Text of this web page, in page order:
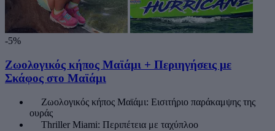
-5%
Ζωολογικός κήπος Μαϊάμι + Περιηγήσεις με
Σκάφος στο Μαϊάμι
Ζωολογικός κήπος Μαϊάμι: Εισιτήριο παράκαμψης της
ουράς
Thriller Miami: Περιπέτεια με ταχύπλοο